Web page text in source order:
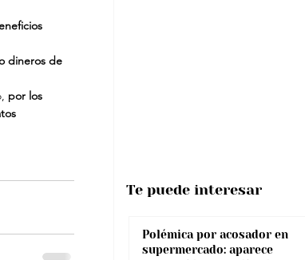
dineros de
por los
Polémica por acosador en
supermercado: aparece
Te puede interesar